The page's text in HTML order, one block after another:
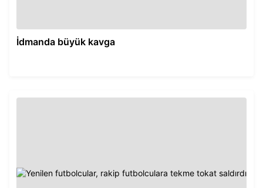
İdmanda büyük kavga